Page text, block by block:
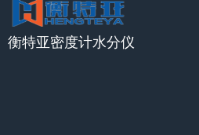
衡特亚密度计水分仪